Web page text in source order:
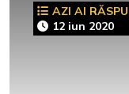
AZI AI
12 iun 2020